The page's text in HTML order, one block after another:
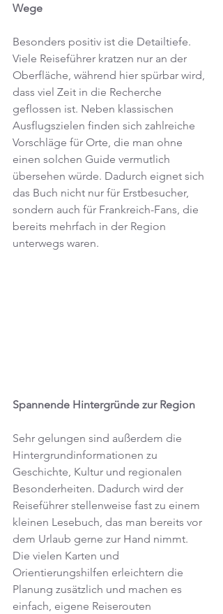
Wege
Besonders positiv ist die Detailtiefe.
Viele Reiseführer kratzen nur an der
Oberfläche, während hier spürbar wird,
dass viel Zeit in die Recherche
geflossen ist. Neben klassischen
Ausflugszielen finden sich zahlreiche
Vorschläge für Orte, die man ohne
einen solchen Guide vermutlich
übersehen würde. Dadurch eignet sich
das Buch nicht nur für Erstbesucher,
sondern auch für Frankreich-Fans, die
bereits mehrfach in der Region
unterwegs waren.
Spannende Hintergründe zur Region
Sehr gelungen sind außerdem die
Hintergrundinformationen zu
Geschichte, Kultur und regionalen
Besonderheiten. Dadurch wird der
Reiseführer stellenweise fast zu einem
kleinen Lesebuch, das man bereits vor
dem Urlaub gerne zur Hand nimmt.
Die vielen Karten und
Orientierungshilfen erleichtern die
Planung zusätzlich und machen es
einfach, eigene Reiserouten